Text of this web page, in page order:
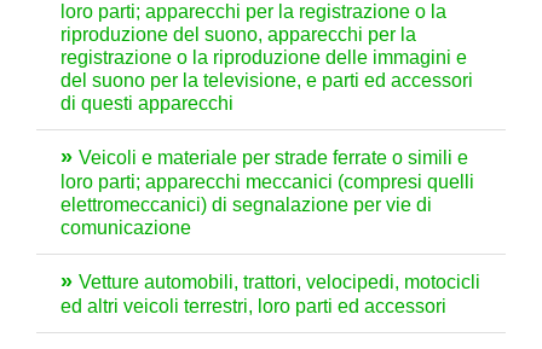
loro parti; apparecchi per la registrazione o la
riproduzione del suono, apparecchi per la
registrazione o la riproduzione delle immagini e
del suono per la televisione, e parti ed accessori
di questi apparecchi
Veicoli e materiale per strade ferrate o simili e
loro parti; apparecchi meccanici (compresi quelli
elettromeccanici) di segnalazione per vie di
comunicazione
Vetture automobili, trattori, velocipedi, motocicli
ed altri veicoli terrestri, loro parti ed accessori